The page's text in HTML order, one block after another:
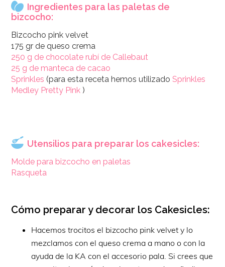
Ingredientes para las paletas de
bizcocho:
Bizcocho pink velvet
175 gr de queso crema
250 g de chocolate rubí de Callebaut
25 g de manteca de cacao
Sprinkles (para esta receta hemos utilizadoSprinkles
Medley Pretty Pink )
Utensilios para preparar los cakesicles:
Molde para bizcocho en paletas
Rasqueta
Cómo preparar y decorar los Cakesicles:
Hacemos trocitos el bizcocho pink velvet y lo
mezclamos con el queso crema a mano o con la
ayuda de la KA con el accesorio pala. Si crees que